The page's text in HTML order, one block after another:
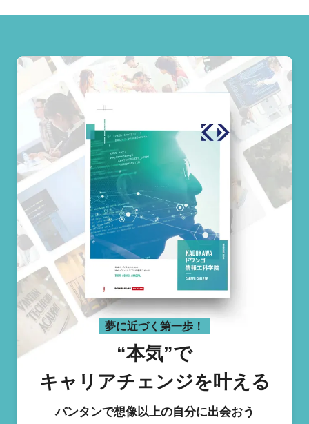
夢に近づく第一歩！
“本気”で
キャリアチェンジを叶える
バンタンで想像以上の自分に出会おう